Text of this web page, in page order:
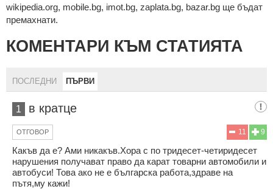
wikipedia.org, mobile.bg, imot.bg, zaplata.bg, bazar.bg ще бъдат
премахнати.
КОМЕНТАРИ КЪМ СТАТИЯТА
ПОСЛЕДНИ ПЪРВИ
1 в кратце
9
11
ОТГОВОР
Какъв да е? Ами никакъв.Хора с по тридесет-четиридесет
нарушения получават право да карат товарни автомобили и
автобуси! Това ако не е българска работа,здраве на
пътя,му кажи!